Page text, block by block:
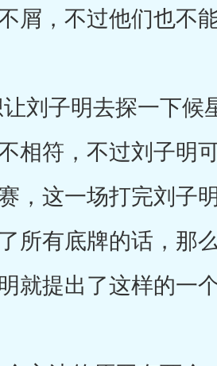
屑，不过他们也不能
子明去探一下候
相符，不过刘子明
，这一场打完刘子
所有底牌的话，那
就提出了这样的一个